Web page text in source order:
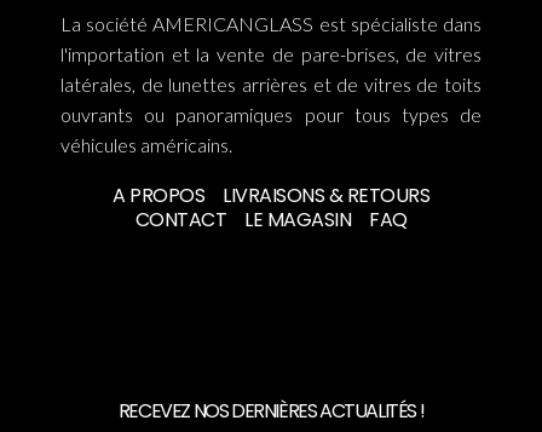
La société AMERICANGLASS est spécialiste dans
l'importation et la vente de pare-brises, de vitres
latérales, de lunettes arrières et de vitres de toits
ouvrants ou panoramiques pour tous types de
véhicules américains.
A PROPOS
LIVRAISONS & RETOURS
CONTACT
LE MAGASIN FAQ
RECEVEZ NOS DERNIÈRES ACTUALITÉS !